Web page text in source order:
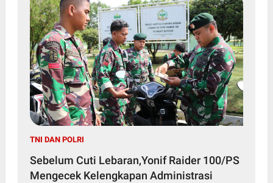
TNI DAN POLRI
Sebelum Cuti Lebaran,Yonif Raider 100/PS
Mengecek Kelengkapan Administrasi